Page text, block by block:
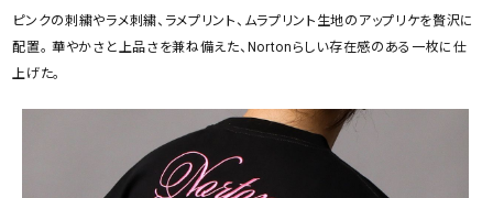
ピンクの刺繍やラメ刺繍、ラメプリント、ムラプリント生地のアップリケを贅沢に
配置。 華やかさと上品さを兼ね備えた、Nortonらしい存在感のある一枚に仕
上げた。